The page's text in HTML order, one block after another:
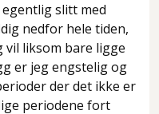
slitt med
nedfor hele tiden,
vil liksom bare ligge
er jeg engstelig og
der det ikke er
periodene fort